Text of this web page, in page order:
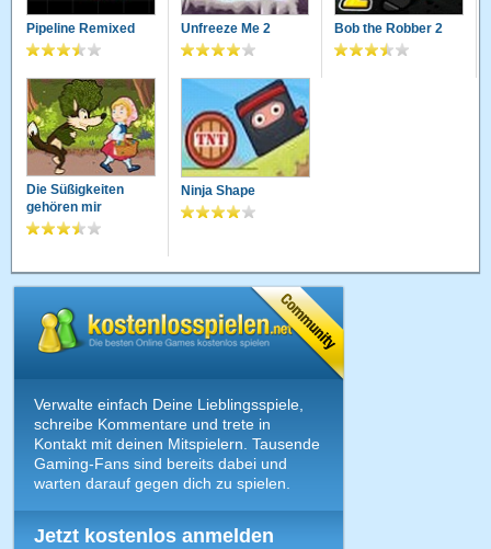
Pipeline Remixed Unfreeze Me 2 Bob the Robber 2
Die Süßigkeiten
gehören mir
Ninja Shape
Verwalte einfach Deine Lieblingsspiele,
schreibe Kommentare und trete in
Kontakt mit deinen Mitspielern. Tausende
Gaming-Fans sind bereits dabei und
warten darauf gegen dich zu spielen.
Jetzt kostenlos anmelden